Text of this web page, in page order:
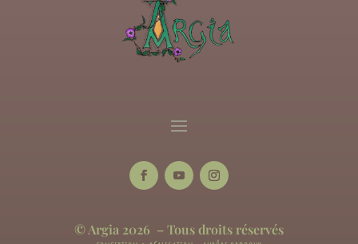
© Argia 2026 – Tous droits réservés